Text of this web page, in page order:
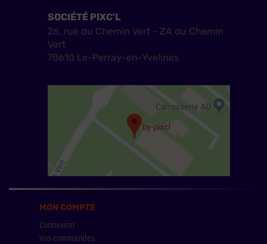
SOCIÉTÉ PIXC'L
26, rue du Chemin Vert - ZA du Chemin
Vert
78610 Le-Perray-en-Yvelines
MON COMPTE
Connexion
Vos commandes